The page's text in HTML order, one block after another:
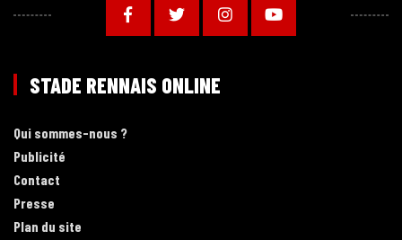
STADE RENNAIS ONLINE
Qui sommes-nous ?
Publicité
Contact
Presse
Plan du site